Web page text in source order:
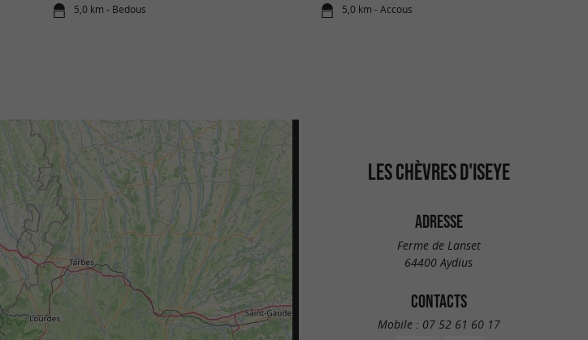
5,0 km - Bedous 5,0 km - Accous
LES CHÈVRES D'ISEYE
ADRESSE
Ferme de Lanset
64400 Aydius
CONTACTS
Mobile : 07 52 61 60 17